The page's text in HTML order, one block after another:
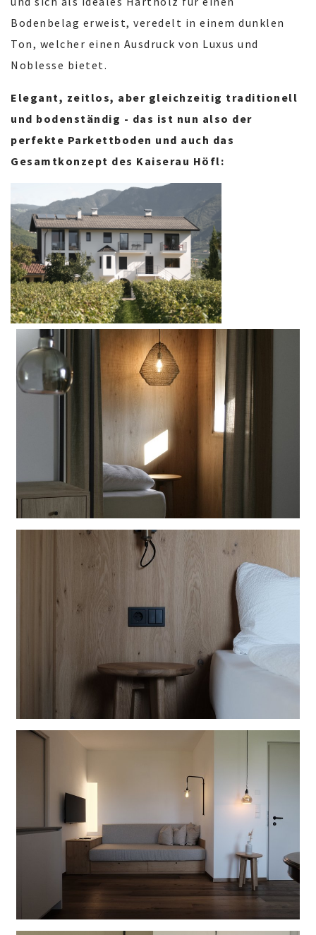
Bodenbelag erweist, veredelt in einem dunklen
Ton, welcher einen Ausdruck von Luxus und
Noblesse bietet.
Elegant, zeitlos, aber gleichzeitig traditionell
und bodenständig - das ist nun also der
perfekte Parkettboden und auch das
Gesamtkonzept des Kaiserau Höfl: